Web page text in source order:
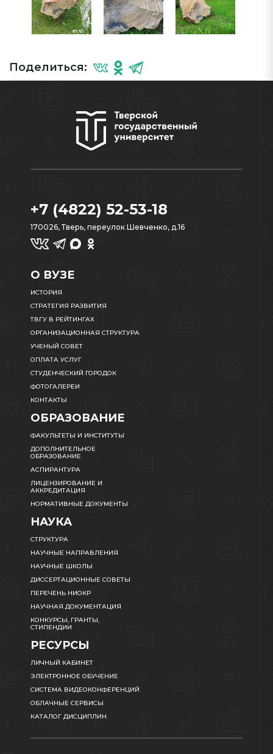
Поделиться:
+7 (4822) 52-53-18
170026, Тверь, переулок Шевченко, д.16
О ВУЗЕ
ИСТОРИЯ
СТРАТЕГИЯ РАЗВИТИЯ
ТВГУ В РЕЙТИНГАХ
ОРГАНИЗАЦИОННАЯ СТРУКТУРА
УЧЕНЫЙ СОВЕТ
ОПЛАТА УСЛУГ
СТУДЕНЧЕСКИЙ ГОРОДОК
ФОТОГАЛЕРЕИ
КОНТАКТЫ
ОБРАЗОВАНИЕ
ФАКУЛЬТЕТЫ И ИНСТИТУТЫ
ДОПОЛНИТЕЛЬНОЕ
ОБРАЗОВАНИЕ
АСПИРАНТУРА
ЛИЦЕНЗИРОВАНИЕ И
АККРЕДИТАЦИЯ
НОРМАТИВНЫЕ ДОКУМЕНТЫ
НАУКА
СТРУКТУРА
НАУЧНЫЕ НАПРАВЛЕНИЯ
НАУЧНЫЕ ШКОЛЫ
ДИССЕРТАЦИОННЫЕ СОВЕТЫ
ПЕРЕЧЕНЬ НИОКР
НАУЧНАЯ ДОКУМЕНТАЦИЯ
КОНКУРСЫ, ГРАНТЫ,
СТИПЕНДИИ
РЕСУРСЫ
ЛИЧНЫЙ КАБИНЕТ
ЭЛЕКТРОННОЕ ОБУЧЕНИЕ
СИСТЕМА ВИДЕОКОНФЕРЕНЦИЙ
ОБЛАЧНЫЕ СЕРВИСЫ
КАТАЛОГ ДИСЦИПЛИН